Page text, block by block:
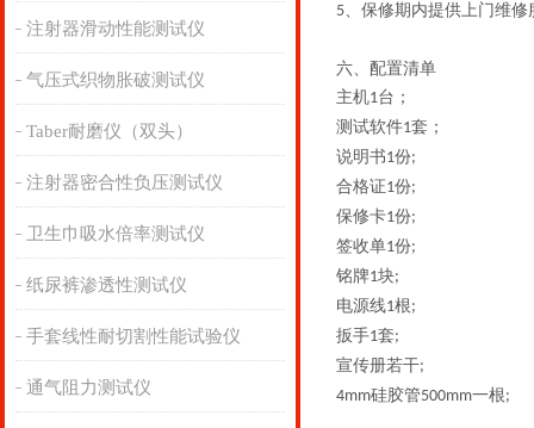
注射器滑动性能测试仪
气压式织物胀破测试仪
Taber耐磨仪（双头）
注射器密合性负压测试仪
卫生巾吸水倍率测试仪
纸尿裤渗透性测试仪
手套线性耐切割性能试验仪
通气阻力测试仪
5、保修期内提供上门维
六、 配置清单
主机1台；
测试软件1套；
说明书1份;
合格证1份;
保修卡1份;
签收单1份;
铭牌1块;
电源线1根;
扳手1套;
宣传册若干;
4mm硅胶管500mm一根;